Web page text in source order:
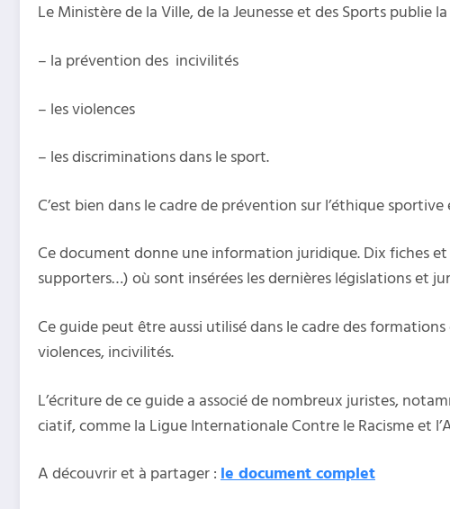
Le Ministère de la Ville, de la Jeunesse et des Sports publie
– la prévention des incivilités
– les violences
– les discriminations dans le sport.
C’est bien dans le cadre de prévention sur l’éthique
Ce document donne une information juridique. Dix fiches
supporters…) où sont insérées les dernières législations et
Ce guide peut être aussi utilisé dans le cadre des
violences, incivilités.
L’écriture de ce guide a asso­cié de nom­breux juris­tes,
cia­tif, comme la Ligue Internationale Contre le Racisme et
A découvrir et à partager : le document complet